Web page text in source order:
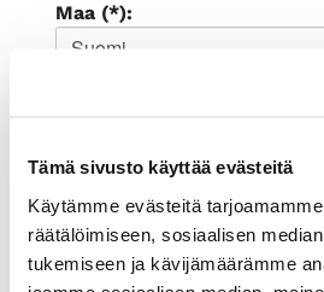
Tämä sivusto käyttää evästeitä
Käytämme evästeitä
räätälöimiseen, sosiaalisen
tukemiseen ja kävijämäärämme
Maa (*):
Suomi
uutiskirjeen
Olen lukenut
hyväksyn
(*) Tieto on pakollinen